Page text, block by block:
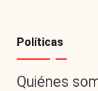
Políticas
Quiénes